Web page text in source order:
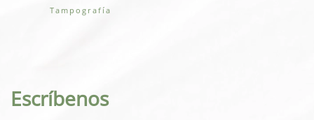
Tampografía
Escríbenos